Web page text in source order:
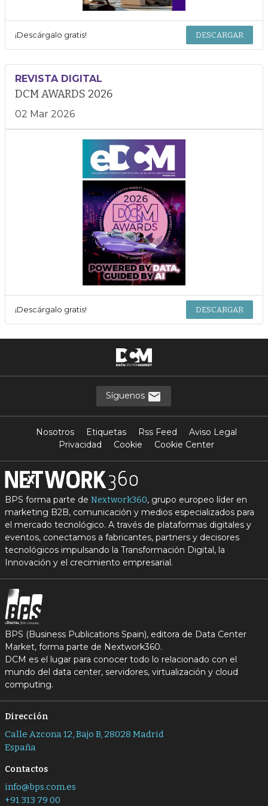
¡Descárgalo gratis! DESCARGAR
REVISTA DIGITAL
DCM AWARDS 2026
02 Mar 2026
¡Descárgalo gratis! DESCARGAR
Síguenos
Nosotros Etiquetas Rss Feed
Aviso Legal
Privacidad
Cookie Cookie Center
BPS forma parte de Nextwork360, grupo europeo líder en
marketing B2B, comunicación y medios especializados para
el mercado tecnológico. A través de plataformas digitales y
eventos, conectamos a fabricantes, partners y decisores
tecnológicos impulsando la Transformación Digital, la
Innovación y el crecimiento empresarial.
BPS (Business Publications Spain), editora de Data Center
Market, forma parte de Nextwork360.
DCM es el lugar para conocer todo lo relacionado con el
mundo del data center, servidores, virtualización y cloud
computing.
Dirección
Calle Azcona 12, Bajo B, 28028 Madrid
España
Contactos
info@bps.com.es
+91 313 79 00